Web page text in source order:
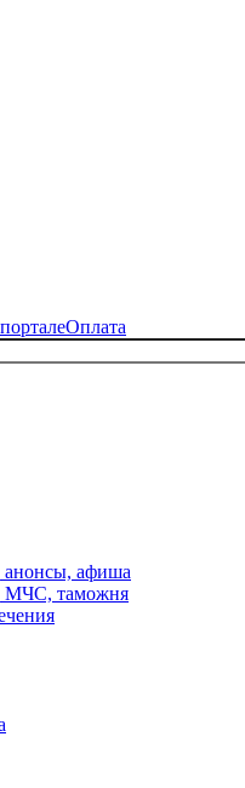
Оплата
анонсы, афиша
таможня